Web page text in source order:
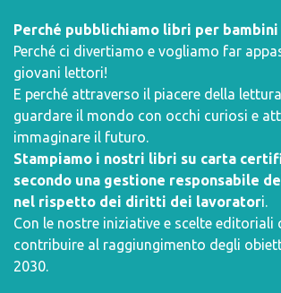
Perché pubblichiamo libri per bambini
Perché ci divertiamo e vogliamo far
giovani lettori!
E perché attraverso il piacere della
guardare il mondo con occhi curiosi e
immaginare il futuro.
Stampiamo i nostri libri su carta
secondo una gestione responsabile
nel rispetto dei diritti dei lavoratori.
Con le nostre iniziative e scelte editoriali
contribuire al raggiungimento degli
2030.